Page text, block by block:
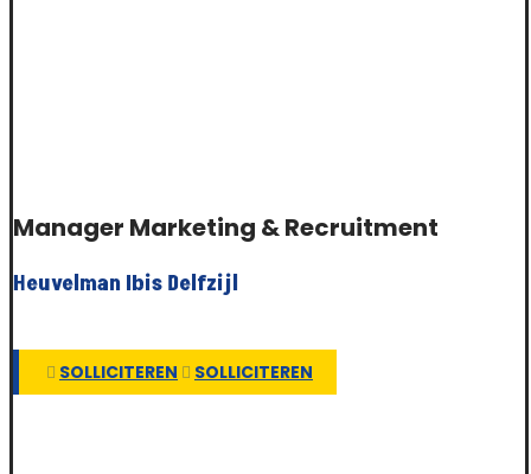
Manager Marketing & Recruitment
Heuvelman Ibis Delfzijl
SOLLICITEREN SOLLICITEREN